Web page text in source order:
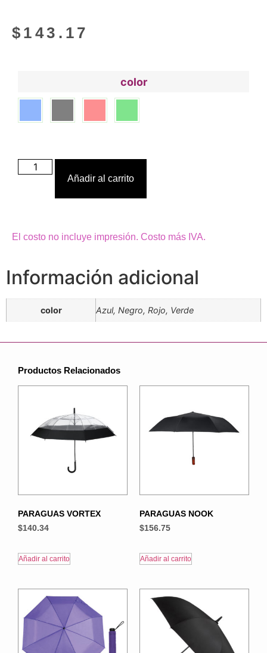
$ 143.17
color
Añadir al carrito
El costo no incluye impresión. Costo más IVA.
Información adicional
color Azul, Negro, Rojo, Verde
Productos Relacionados
PARAGUAS VORTEX
$140.34
Añadir al carrito
PARAGUAS NOOK
$156.75
Añadir al carrito